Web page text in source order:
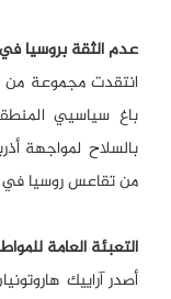
عدم الثقة بروسيا
انتقدت مجموعة من
باغ سياسيي
بالسلاح لمواجهة
من تقاعس روسيا في
التعبئة العامة
أصدر آراييك